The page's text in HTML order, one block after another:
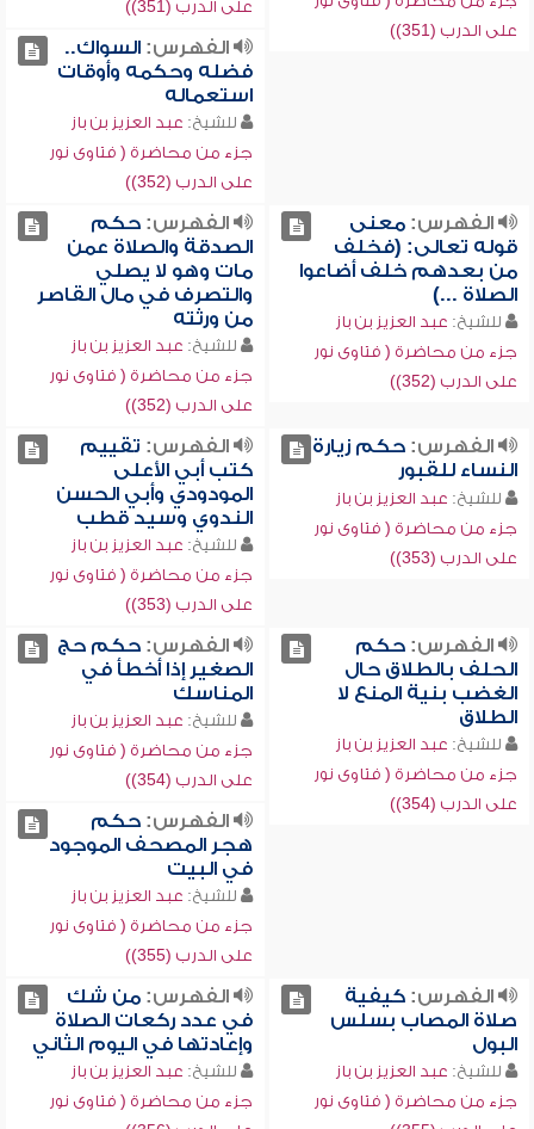
على الدرب (351))
على الدرب (351))
الفهرس:السواك..
فضله وحكمه وأوقات
استعماله
للشيخ: عبد العزيز بن باز
جزء من محاضرة ( فتاوى نور
على الدرب (352))
الفهرس:معنى
قوله تعالى: (فخلف
من بعدهم خلف أضاعوا
الصلاة ...)
للشيخ: عبد العزيز بن باز
جزء من محاضرة ( فتاوى نور
على الدرب (352))
الفهرس:حكم
الصدقة والصلاة عمن
مات وهو لا يصلي
والتصرف في مال القاصر
من ورثته
للشيخ: عبد العزيز بن باز
جزء من محاضرة ( فتاوى نور
على الدرب (352))
الفهرس:حكم زيارة
النساء للقبور
للشيخ: عبد العزيز بن باز
جزء من محاضرة ( فتاوى نور
على الدرب (353))
الفهرس: تقييم
كتب أبي الأعلى
المودودي وأبي الحسن
الندوي وسيد قطب
للشيخ: عبد العزيز بن باز
جزء من محاضرة ( فتاوى نور
على الدرب (353))
الفهرس:حكم
الحلف بالطلاق حال
الغضب بنية المنع لا
الطلاق
للشيخ: عبد العزيز بن باز
جزء من محاضرة ( فتاوى نور
على الدرب (354))
الفهرس:حكم حج
الصغير إذا أخطأ في
المناسك
للشيخ: عبد العزيز بن باز
جزء من محاضرة ( فتاوى نور
على الدرب (354))
الفهرس:حكم
هجر المصحف الموجود
في البيت
للشيخ: عبد العزيز بن باز
جزء من محاضرة ( فتاوى نور
على الدرب (355))
الفهرس:كيفية
صلاة المصاب بسلس
البول
للشيخ: عبد العزيز بن باز
جزء من محاضرة ( فتاوى نور
الفهرس:من شك
في عدد ركعات الصلاة
وإعادتها في اليوم الثاني
للشيخ: عبد العزيز بن باز
جزء من محاضرة ( فتاوى نور